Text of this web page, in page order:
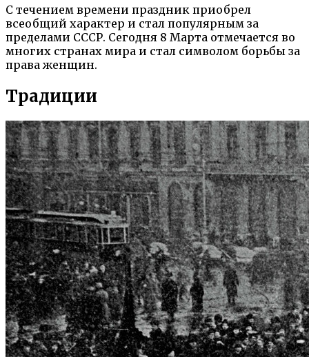
С течением времени праздник приобрел
всеобщий характер и стал популярным за
пределами СССР. Сегодня 8 Марта отмечается во
многих странах мира и стал символом борьбы за
права женщин.
Традиции